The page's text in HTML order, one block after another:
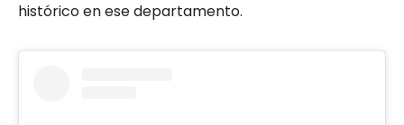
histórico en ese departamento.